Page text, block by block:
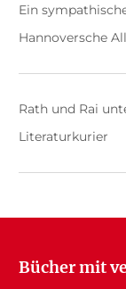
Ein
Hannoversche
Rath und Rai
Literaturkurier
Bücher mit